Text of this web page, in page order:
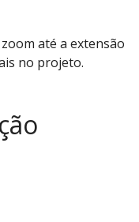
até a extensão
no projeto.